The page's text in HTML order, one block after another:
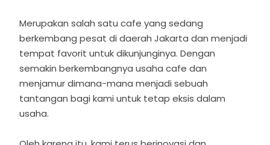
Merupakan salah satu cafe yang sedang
berkembang pesat di daerah Jakarta dan menjadi
tempat favorit untuk dikunjunginya. Dengan
semakin berkembangnya usaha cafe dan
menjamur dimana-mana menjadi sebuah
tantangan bagi kami untuk tetap eksis dalam
usaha.